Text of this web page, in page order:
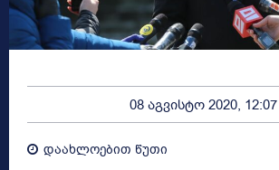
08 აგვისტო 2020, 12:07
დაახლოებით წუთი